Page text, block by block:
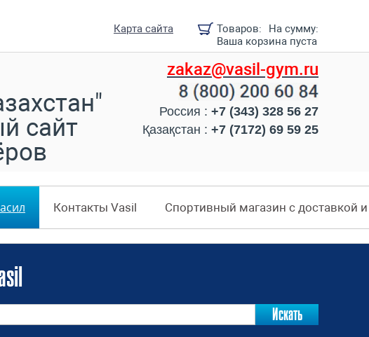
Товаров:
На сумму:
Ваша корзина пуста
Карта сайта
zakaz@vasil-gym.ru
Россия : +7 (343) 328 56 27
Қазақстан : +7 (7172) 69 59 25
сайт
Контакты Vasil Спортивный магазин с доставкой